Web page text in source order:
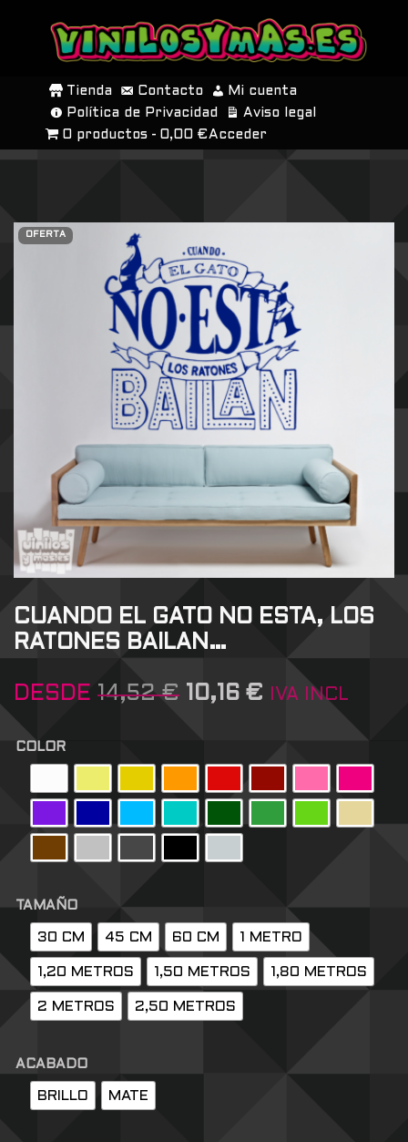
SALTAR
CONTENIDO
Tienda Contacto
Mi cuenta
Política de Privacidad
Aviso legal
0 productos
0,00 € Acceder
OFERTA
CUANDO EL GATO NO ESTA, LOS
RATONES BAILAN…
DESDE 14,52€ 10,16 € IVA INCL
COLOR
TAMAÑO
30 CM 45 CM 60 CM 1 METRO
1,20 METROS 1,50 METROS 1,80 METROS
2 METROS 2,50 METROS
ACABADO
BRILLO MATE